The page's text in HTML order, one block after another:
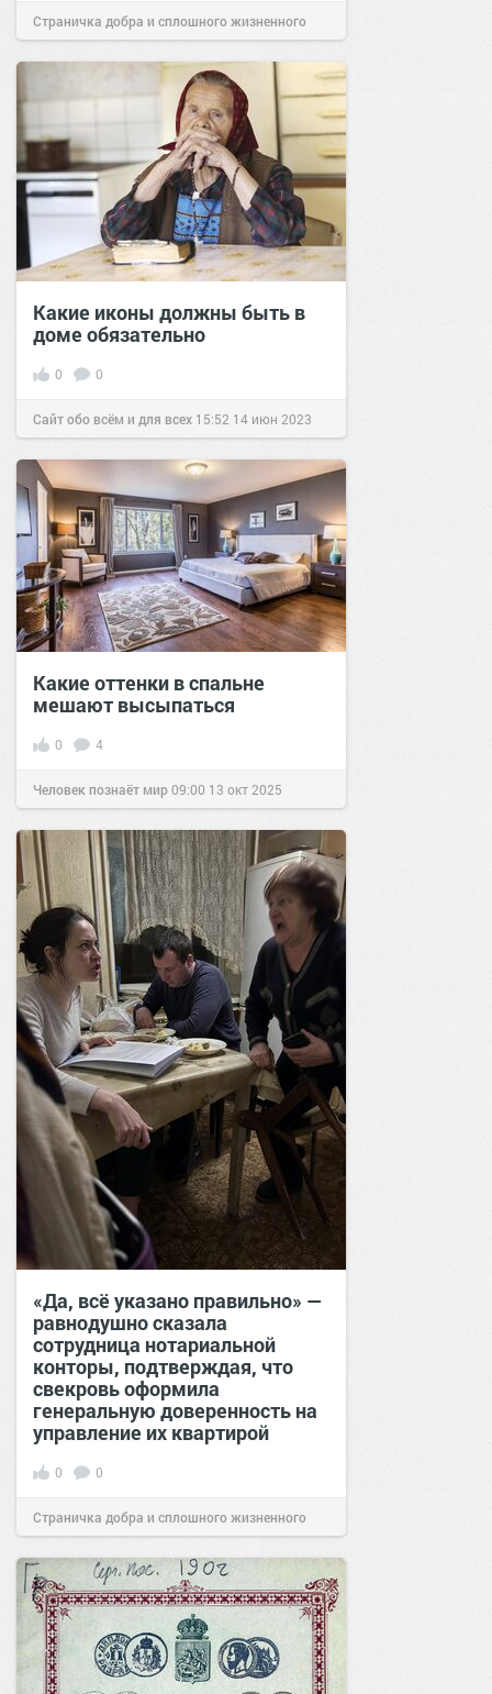
Страничка добра и сплошного жизненного
позитива!07:0016 апр 2025
Какие иконы должны быть в
доме обязательно
0 0
Сайт обо всём и для всех 15:52 14 июн 2023
Какие оттенки в спальне
мешают высыпаться
0 4
Человек познаёт мир09:00 13 окт 2025
«Да, всё указано правильно» —
равнодушно сказала
сотрудница нотариальной
конторы, подтверждая, что
свекровь оформила
генеральную доверенность на
управление их квартирой
0 0
Страничка добра и сплошного жизненного
позитива!17:38Сегодня